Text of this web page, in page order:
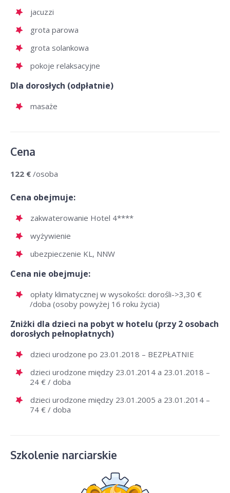
jacuzzi
grota parowa
grota solankowa
pokoje relaksacyjne
Dla dorosłych (odpłatnie)
masaże
Cena
122 € /osoba
Cena obejmuje:
zakwaterowanie Hotel 4****
wyżywienie
ubezpieczenie KL, NNW
Cena nie obejmuje:
opłaty klimatycznej w wysokości: dorośli->3,30 €
/doba (osoby powyżej 16 roku życia)
Zniżki dla dzieci na pobyt w hotelu (przy 2 osobach
dorosłych pełnopłatnych)
dzieci urodzone po 23.01.2018 – BEZPŁATNIE
dzieci urodzone między 23.01.2014 a 23.01.2018 –
24 € / doba
dzieci urodzone między 23.01.2005 a 23.01.2014 –
74 € / doba
Szkolenie narciarskie